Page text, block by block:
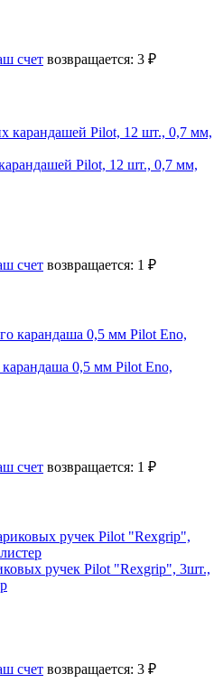
счет возвращается: 3 ₽
Pilot, 12 шт., 0,7 мм,
счет возвращается: 1 ₽
0,5 мм Pilot Eno,
счет возвращается: 1 ₽
ручек Pilot "Rexgrip", 3шт.,
счет возвращается: 3 ₽